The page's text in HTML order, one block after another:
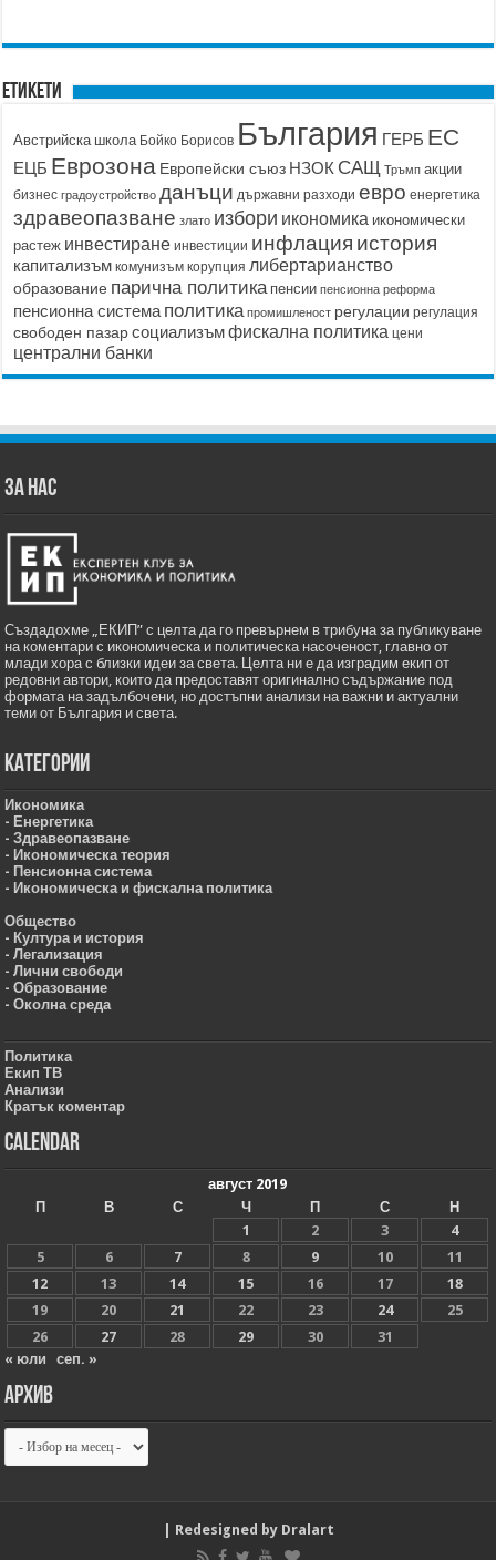
Етикети
Австрийска школа Бойко Борисов България ГЕРБ ЕС
ЕЦБ Еврозона Европейски съюз НЗОК САЩ Тръмп акции
бизнес градоустройство данъци държавни разходи евро енергетика
здравеопазване злато избори икономика икономически
растеж инвестиране инвестиции инфлация история
капитализъм комунизъм корупция либертарианство
образование парична политика пенсии пенсионна реформа
пенсионна система политика промишленост регулации регулация
свободен пазар социализъмфискална политика цени
централни банки
ЗА НАС
Създадохме „ЕКИП” с целта да го превърнем в трибуна за публикуване
на коментари с икономическа и политическа насоченост, главно от
млади хора с близки идеи за света. Целта ни е да изградим екип от
редовни автори, които да предоставят оригинално съдържание под
формата на задълбочени, но достъпни анализи на важни и актуални
теми от България и света.
Категории
Икономика
- Енергетика
- Здравеопазване
- Икономическа теория
- Пенсионна система
- Икономическа и фискална политика
Общество
- Култура и история
- Легализация
- Лични свободи
- Образование
- Околна среда
Политика
Екип ТВ
Анализи
Кратък коментар
Calendar
август 2019
П
В С Ч П С
Н
1
2 3
4
5
6 7 8 9 10
11
12
13 14 15 16 17
18
19
20 21 22 23 24
25
26
27 28 29 30
31
« юли
сеп. »
Архив
Архив
| Redesigned by Dralart